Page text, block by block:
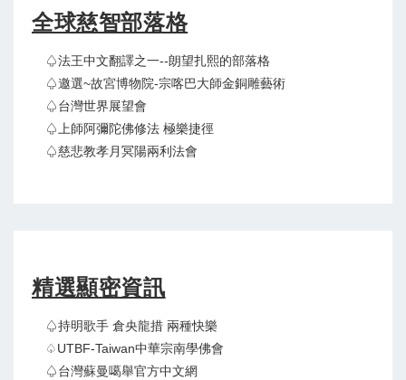
全球慈智部落格
♤法王中文翻譯之一--朗望扎熙的部落格
♤邀選~故宮博物院-宗喀巴大師金銅雕藝術
♤台灣世界展望會
♤上師阿彌陀佛修法 極樂捷徑
♤慈悲教孝月冥陽兩利法會
精選顯密資訊
♤持明歌手 倉央龍措 兩種快樂
♤UTBF-Taiwan中華宗南學佛會
♤台灣蘇曼噶舉官方中文網